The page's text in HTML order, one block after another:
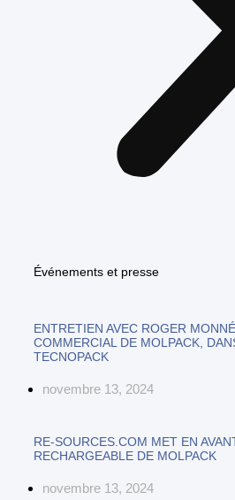
Événements et presse
ENTRETIEN AVEC ROGER
COMMERCIAL DE MOLPACK,
TECNOPACK
novembre 13, 2024
RE-SOURCES.COM MET EN
RECHARGEABLE DE MOLPACK
novembre 13, 2024